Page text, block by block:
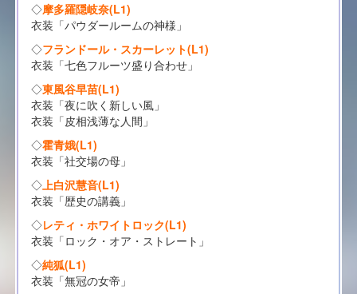
◇摩多羅隠岐奈(L1)
衣装「パウダールームの神様」
◇フランドール・スカーレット(L1)
衣装「七色フルーツ盛り合わせ」
◇東風谷早苗(L1)
衣装「夜に吹く新しい風」
衣装「皮相浅薄な人間」
◇霍青娥(L1)
衣装「社交場の母」
◇上白沢慧音(L1)
衣装「歴史の講義」
◇レティ・ホワイトロック(L1)
衣装「ロック・オア・ストレート」
◇純狐(L1)
衣装「無冠の女帝」